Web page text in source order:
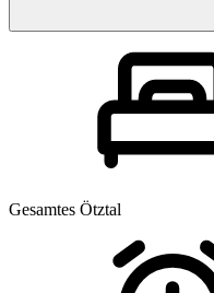
Gesamtes Ötztal